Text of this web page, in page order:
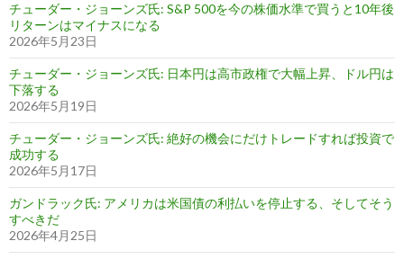
チューダー・ジョーンズ氏: S&P 500を今の株価水準で買うと10年後
リターンはマイナスになる
2026年5月23日
チューダー・ジョーンズ氏: 日本円は高市政権で大幅上昇、ドル円は
下落する
2026年5月19日
チューダー・ジョーンズ氏: 絶好の機会にだけトレードすれば投資で
成功する
2026年5月17日
ガンドラック氏: アメリカは米国債の利払いを停止する、そしてそう
すべきだ
2026年4月25日